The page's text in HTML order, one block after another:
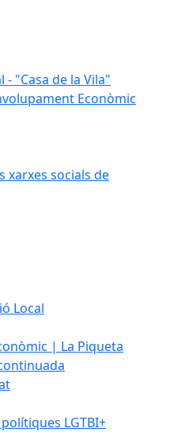
"Casa de la Vila"
Econòmic
xarxes socials de
Local
| La Piqueta
LGTBI+